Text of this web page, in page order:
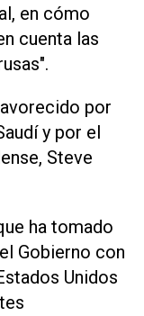
en cómo
cuenta las
por
y por el
Steve
ha tomado
Gobierno con
Unidos